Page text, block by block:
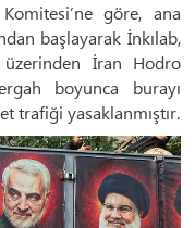
göre, ana
başlayarak İnkılab,
İran Hodro
boyunca burayı
trafiği yasaklanmıştır.